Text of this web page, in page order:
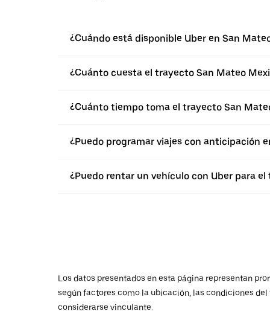
¿Cuándo está disponible Uber en San
¿Cuánto cuesta el trayecto San Mateo
¿Cuánto tiempo toma el trayecto San
¿Puedo programar viajes con anticipación
¿Puedo rentar un vehículo con Uber para
Los datos presentados en esta página representan
según factores como la ubicación, las condiciones
considerarse vinculante.